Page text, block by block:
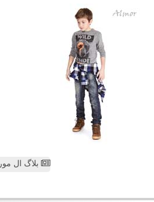
بلاگ ال مور